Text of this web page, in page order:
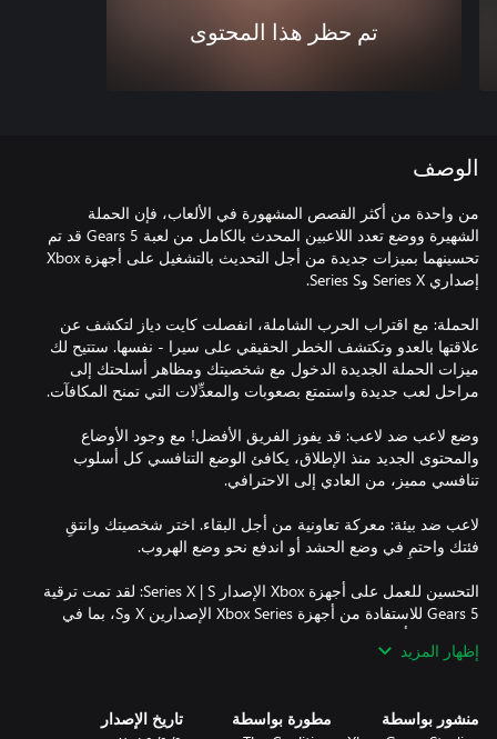
تم حظر هذا المحتوى
الوصف
من واحدة من أكثر القصص المشهورة في الألعاب، فإن الحملة
الشهيرة ووضع تعدد اللاعبين المحدث بالكامل من لعبة Gears 5 قد تم
تحسينهما بميزات جديدة من أجل التحديث بالتشغيل على أجهزة Xbox
الحملة: مع اقتراب الحرب الشاملة، انفصلت كايت دياز لتكشف عن
علاقتها بالعدو وتكتشف الخطر الحقيقي على سيرا - نفسها. ستتيح لك
ميزات الحملة الجديدة الدخول مع شخصيتك ومظاهر أسلحتك إلى
وضع لاعب ضد لاعب: قد يفوز الفريق الأفضل! مع وجود الأوضاع
والمحتوى الجديد منذ الإطلاق، يكافئ الوضع التنافسي كل أسلوب
لاعب ضد بيئة: معركة تعاونية من أجل البقاء. اختر شخصيتك وانتقِ
التحسين للعمل على أجهزة Xbox الإصدار Series X | S: لقد تمت ترقية
Gears 5 للاستفادة من أجهزة Xbox Series الإصدارين X وS، بما في
في الوضع التنافسي ومعدلات تحديث متغيرة. وعلاوة على ذلك
التسليم الذكي: اشترِ نسخة من Gears 5 من أجل وحدة التحكم لديك،
إظهار المزيد
منشور بواسطة مطورة بواسطة تاريخ الإصدار